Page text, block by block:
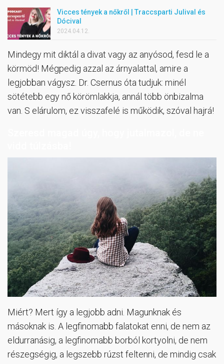
Vicces tények a nőkről | Traccsparti Julival és
Dócival
2024.04.12.
Mindegy mit diktál a divat vagy az anyósod, fesd le a
körmöd! Mégpedig azzal az árnyalattal, amire a
legjobban vágysz. Dr. Csernus óta tudjuk: minél
sötétebb egy nő körömlakkja, annál több önbizalma
van. S elárulom, ez visszafelé is működik, szóval hajrá!
Miért? Mert így a legjobb adni. Magunknak és
másoknak is. A legfinomabb falatokat enni, de nem az
eldurranásig, a legfinomabb borból kortyolni, de nem
részegségig, a legszebb rúzst feltenni, de mindig csak